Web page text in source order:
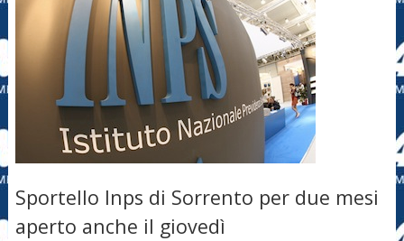
Sportello Inps di Sorrento per due mesi
aperto anche il giovedì